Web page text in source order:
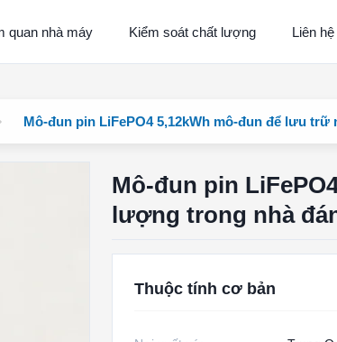
quan nhà máy Kiểm soát chất lượng Liên
Mô-đun pin LiFePO4 5,12kWh mô-đun để lưu
Mô-đun pin
lượng trong nhà
Thuộc tính cơ bản